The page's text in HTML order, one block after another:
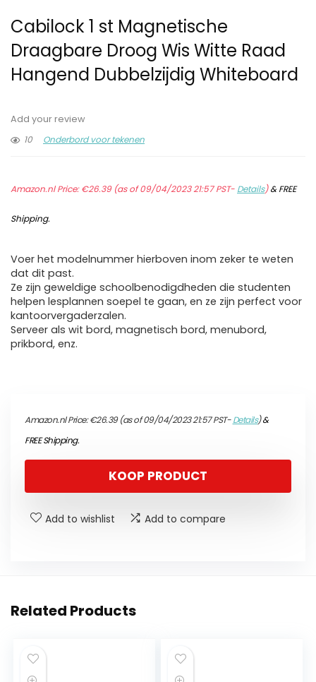
Cabilock 1 st Magnetische
Draagbare Droog Wis Witte Raad
Hangend Dubbelzijdig Whiteboard
Add your review
10
Onderbord voor tekenen
Amazon.nl Price:€26.39(as of 09/04/2023 21:57 PST- Details)&FREE
Shipping.
Voer het modelnummer hierboven inom zeker te weten
dat dit past.
Ze zijn geweldige schoolbenodigdheden die studenten
helpen lesplannen soepel te gaan, en ze zijn perfect voor
kantoorvergaderzalen.
Serveer als wit bord, magnetisch bord, menubord,
prikbord, enz.
Amazon.nl Price:€26.39(as of 09/04/2023 21:57 PST-Details)&
FREE Shipping.
KOOP PRODUCT
Add to wishlist Add to compare
Related Products